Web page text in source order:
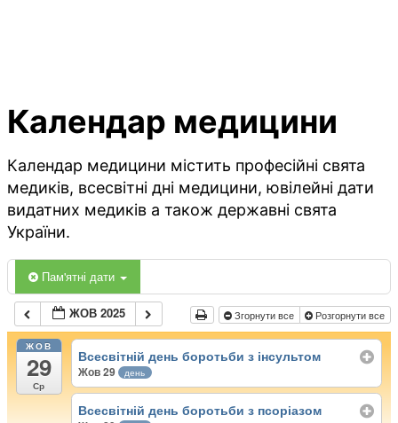
Календар медицини
Календар медицини містить професійні свята
медиків, всесвітні дні медицини, ювілейні дати
видатних медиків а також державні свята
України.
Пам'ятні дати
ЖОВ 2025 Згорнути все Розгорнути все
ЖОВ
29
Ср
Всесвітній день боротьби з інсультом
Жов 29 день
Всесвітній день боротьби з псоріазом